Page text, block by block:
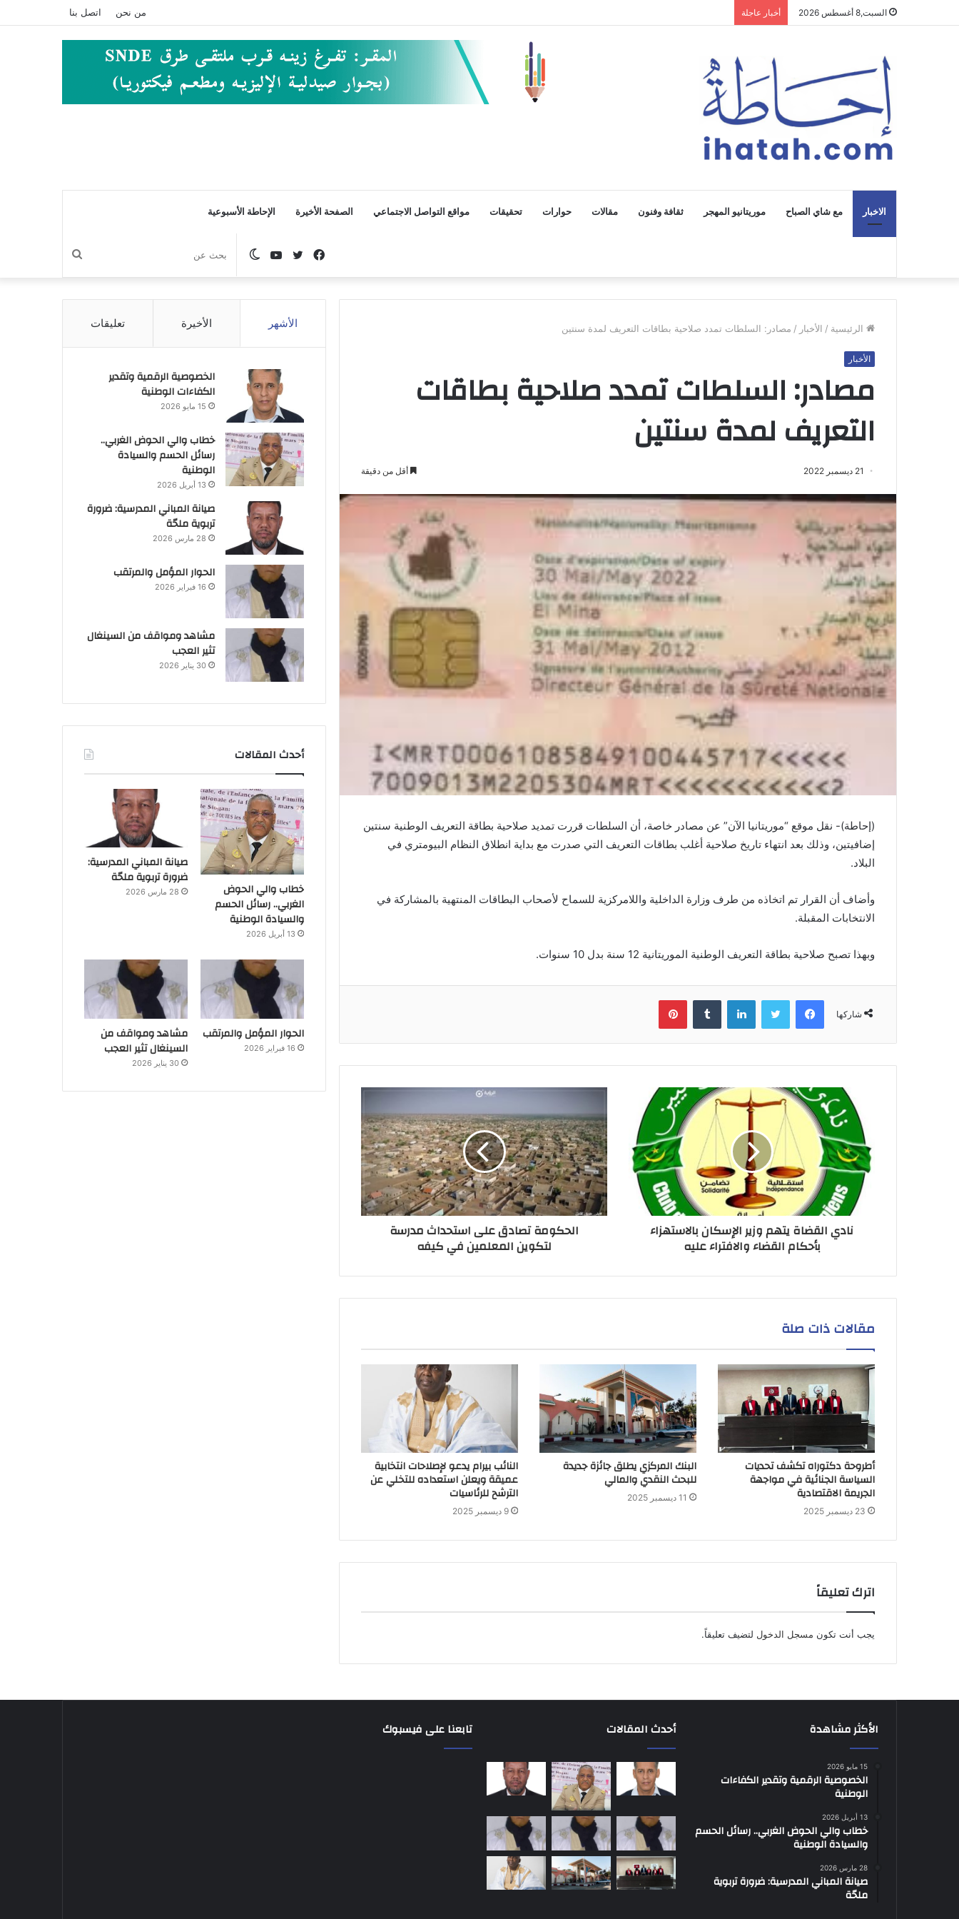
السبت,8 أغسطس 2026 أخبار عاجلة من نحن اتصل بنا
الاخبار مع شاي الصباح موريتانيو المهجر ثقافة وفنون مقالات حوارات تحقيقات مواقع التواصل الاجتماعي الصفحة الأخيرة الإحاطة الأسبوعية
بحث
عن
الوضع
المظلم
يوتيوبتويتر
فيسبوك
الرئيسية / الأخبار / مصادر: السلطات تمدد صلاحية بطاقات التعريف لمدة سنتين
الأخبار
مصادر: السلطات تمدد صلاحية بطاقات
التعريف لمدة سنتين
21 ديسمبر 2022 أقل من دقيقة
(إحاطة)- نقل موقع “موريتانيا الآن” عن مصادر خاصة، أن السلطات قررت تمديد صلاحية بطاقة التعريف الوطنية سنتين
إضافيتين، وذلك بعد انتهاء تاريخ صلاحية أغلب بطاقات التعريف التي صدرت مع بداية انطلاق النظام البيومتري في
البلاد.
وأضاف أن القرار تم اتخاذه من طرف وزارة الداخلية واللامركزية للسماح لأصحاب البطاقات المنتهية بالمشاركة في
الانتخابات المقبلة.
وبهذا تصبح صلاحية بطاقة التعريف الوطنية الموريتانية 12 سنة بدل 10 سنوات.
شاركها
فيسبوك تويتر لينكدإن بينتيريست
نادي القضاة يتهم وزير الإسكان بالاستهزاء
بأحكام القضاء والافتراء عليه
الحكومة تصادق على استحداث مدرسة
لتكوين المعلمين في كيفه
مقالات ذات صلة
أطروحة دكتوراه تكشف تحديات
السياسة الجنائية في مواجهة
الجريمة الاقتصادية
23 ديسمبر 2025
البنك المركزي يطلق جائزة جديدة
للبحث النقدي والمالي
11 ديسمبر 2025
النائب بيرام يدعو لإصلاحات انتخابية
عميقة ويعلن استعداده للتخلي عن
الترشح للرئاسيات
9 ديسمبر 2025
اترك تعليقاً
يجب أنت تكون مسجل الدخول لتضيف تعليقاً.
الأشهر الأخيرة تعليقات
الخصوصية الرقمية وتقدير
الكفاءات الوطنية
15 مايو 2026
خطاب والي الحوض الغربي..
رسائل الحسم والسيادة
الوطنية
13 أبريل 2026
صيانة المباني المدرسية: ضرورة
تربوية ملحّة
28 مارس 2026
الحوار المؤمل والمرتقب
16 فبراير 2026
مشاهد ومواقف من السينغال
تثير العجب
30 يناير 2026
أحدث المقالات
خطاب والي الحوض
الغربي.. رسائل الحسم
والسيادة الوطنية
13 أبريل 2026
صيانة المباني المدرسية:
ضرورة تربوية ملحّة
28 مارس 2026
الحوار المؤمل والمرتقب
16 فبراير 2026
مشاهد ومواقف من
السينغال تثير العجب
30 يناير 2026
الأكثر مشاهدة
15 مايو 2026
الخصوصية الرقمية وتقدير الكفاءات
الوطنية
13 أبريل 2026
خطاب والي الحوض الغربي.. رسائل الحسم
والسيادة الوطنية
28 مارس 2026
صيانة المباني المدرسية: ضرورة تربوية
ملحّة
أحدث المقالات تابعنا على فيسبوك